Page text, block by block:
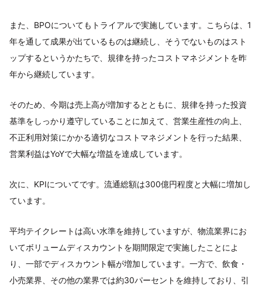
また、BPOについてもトライアルで実施しています。こちらは、1
年を通して成果が出ているものは継続し、そうでないものはスト
ップするというかたちで、規律を持ったコストマネジメントを昨
年から継続しています。
そのため、今期は売上高が増加するとともに、規律を持った投資
基準をしっかり遵守していることに加えて、営業生産性の向上、
不正利用対策にかかる適切なコストマネジメントを行った結果、
営業利益はYoYで大幅な増益を達成しています。
次に、KPIについてです。流通総額は300億円程度と大幅に増加し
ています。
平均テイクレートは高い水準を維持していますが、物流業界にお
いてボリュームディスカウントを期間限定で実施したことによ
り、一部でディスカウント幅が増加しています。一方で、飲食・
小売業界、その他の業界では約30パーセントを維持しており、引